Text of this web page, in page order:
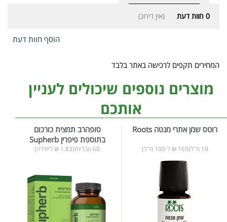
0 חוות דעת (אין דירוג)
הוסף חוות דעת
המחירים תקפים לרכישה באתר בלבד
מוצרים נוספים שיכולים לעניין
אותכם
רוטס שמן אתרי מנטה Roots
10 מ"ל(169 ₪ ל-100 מ"ל)
סופהרב תמצית כורכום
בתוספת פיפרין Supherb
60 טבליות(1.83 ₪ ליחידה)